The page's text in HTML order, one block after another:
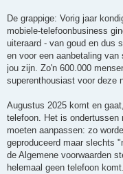
t
De grappige: Vorig jaar
mobiele-telefoonbusiness
uiteraard - van goud en dus
en voor een aanbetaling
jou zijn. Zo'n 600.000
superenthousiast voor deze
Augustus 2025 komt en
telefoon. Het is ondertussen
moeten aanpassen: zo
geproduceerd maar slechts
de Algemene voorwaarden
helemaal geen telefoon